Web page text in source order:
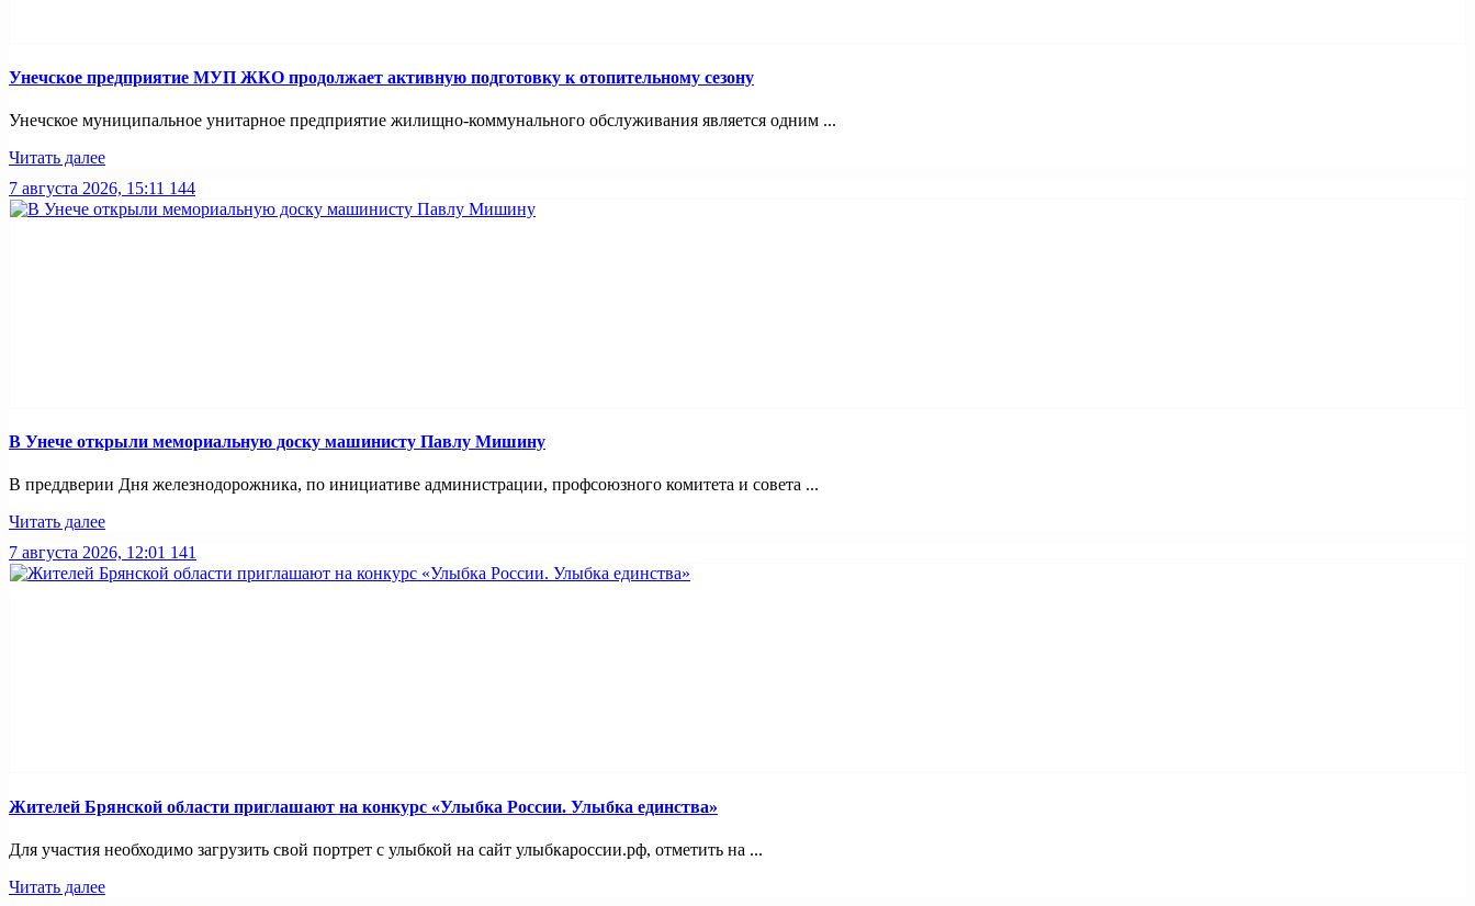
Унечское предприятие МУП ЖКО продолжает активную подготовку к отопительному сезону
Унечское муниципальное унитарное предприятие жилищно-коммунального обслуживания является одним ...
Читать далее
7 августа 2026, 15:11 144
В Унече открыли мемориальную доску машинисту Павлу Мишину
В преддверии Дня железнодорожника, по инициативе администрации, профсоюзного комитета и совета ...
Читать далее
7 августа 2026, 12:01 141
Жителей Брянской области приглашают на конкурс «Улыбка России. Улыбка единства»
Для участия необходимо загрузить свой портрет с улыбкой на сайт улыбкароссии.рф, отметить на ...
Читать далее